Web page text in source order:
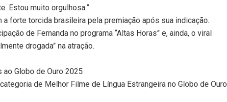
Estou muito orgulhosa.”
a forte torcida brasileira pela premiação após sua indicação.
de Fernanda no programa “Altas Horas” e, ainda, o viral
drogada” na atração.
Globo de Ouro 2025
de Melhor Filme de Língua Estrangeira no Globo de Ouro